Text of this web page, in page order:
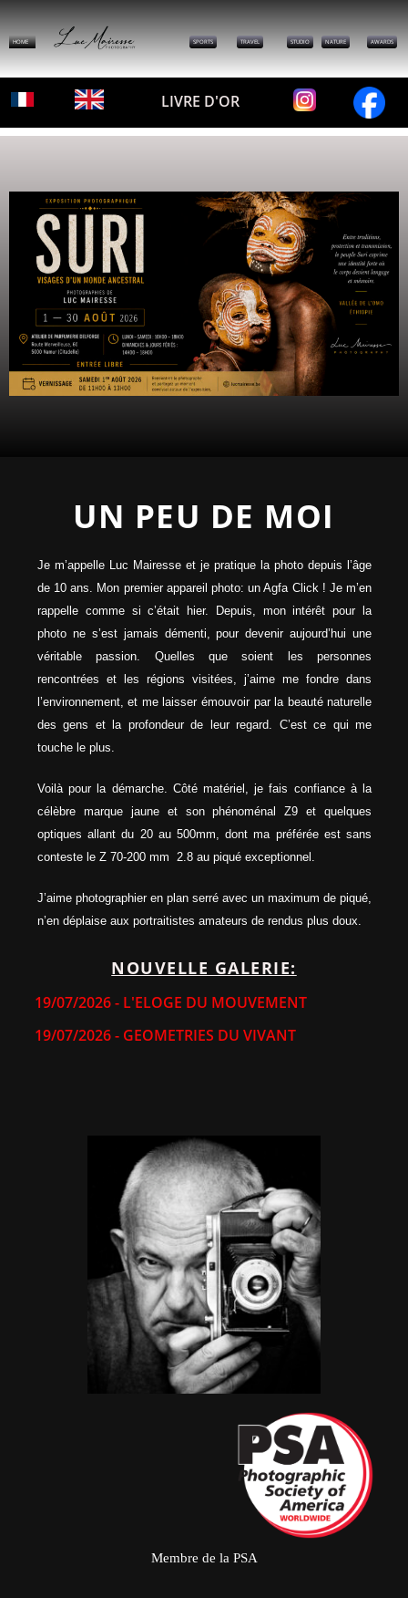
HOME SPORTS TRAVEL STUDIO NATURE AWARDS
LIVRE D'OR
UN PEU DE MOI
Je m’appelle Luc Mairesse et je pratique la photo depuis l’âge
de 10 ans. Mon premier appareil photo: un Agfa Click ! Je m’en
rappelle comme si c’était hier. Depuis, mon intérêt pour la
photo ne s’est jamais démenti, pour devenir aujourd’hui une
véritable passion. Quelles que soient les personnes
rencontrées et les régions visitées, j’aime me fondre dans
l’environnement, et me laisser émouvoir par la beauté naturelle
des gens et la profondeur de leur regard. C’est ce qui me
touche le plus.
Voilà pour la démarche. Côté matériel, je fais confiance à la
célèbre marque jaune et son phénoménal Z9 et quelques
optiques allant du 20 au 500mm, dont ma préférée est sans
conteste le Z 70-200 mm 2.8 au piqué exceptionnel.
J’aime photographier en plan serré avec un maximum de piqué,
n’en déplaise aux portraitistes amateurs de rendus plus doux.
NOUVELLE GALERIE:
19/07/2026 - L'ELOGE DU MOUVEMENT
19/07/2026 - GEOMETRIES DU VIVANT
Membre de la PSA